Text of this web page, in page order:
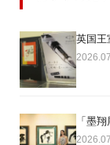
英国王
「墨